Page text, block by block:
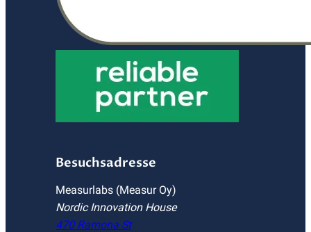
Besuchsadresse
Measurlabs (Measur Oy)
Nordic Innovation House
470 Ramona St